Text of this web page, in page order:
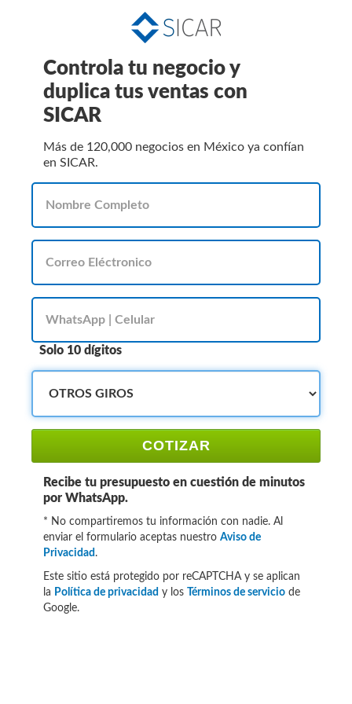
Controla tu negocio y
duplica tus ventas con
SICAR
Más de 120,000 negocios en México ya confían
en SICAR.
Solo 10 dígitos
COTIZAR
Recibe tu presupuesto en cuestión de minutos
por WhatsApp.
* No compartiremos tu información con nadie. Al
enviar el formulario aceptas nuestro Aviso de
Privacidad .
Este sitio está protegido por reCAPTCHA y se aplican
la Política de privacidad y los Términos de servicio de
Google.